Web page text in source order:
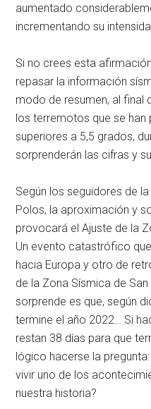
aumentado
incrementando su
Si no crees esta
repasar la información
modo de resumen, al final
los terremotos que se han
superiores a 5,5 grados,
sorprenderán las cifras y
Según los seguidores de
Polos, la aproximación y
provocará el Ajuste de la
Un evento catastrófico
hacia Europa y otro de
de la Zona Sísmica de
sorprende es que, según
termine el año 2022… Si
restan 38 días para que
lógico hacerse la
vivir uno de los
nuestra historia?